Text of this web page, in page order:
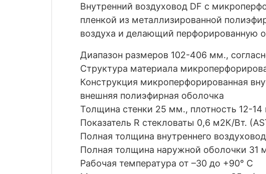
Внутренний воздуховод DF с
пленкой из металлизированной
воздуха и делающий перфорированную
Диапазон размеров 102-406 мм.,
Структура материала
Конструкция микроперфорированная
внешняя полиэфирная оболочка
Толщина стенки 25 мм., плотность 12-14
Показатель R стекловаты 0,6 м2К/Вт.
Полная толщина внутреннего
Полная толщина наружной оболочки 31
Рабочая температура от –30 до +90° С